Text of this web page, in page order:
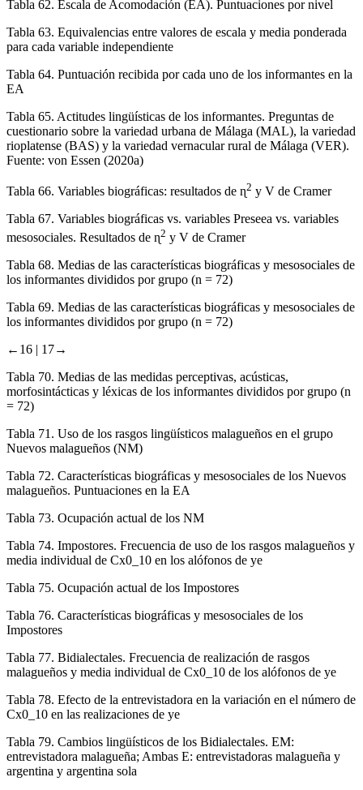
Tabla 62. Escala de Acomodación (EA). Puntuaciones por nivel
Tabla 63. Equivalencias entre valores de escala y media ponderada
para cada variable independiente
Tabla 64. Puntuación recibida por cada uno de los informantes en la
EA
Tabla 65. Actitudes lingüísticas de los informantes. Preguntas de
cuestionario sobre la variedad urbana de Málaga (MAL), la variedad
rioplatense (BAS) y la variedad vernacular rural de Málaga (VER).
Fuente: von Essen (2020a)
Tabla 66. Variables biográficas: resultados de ɳ2 y V de Cramer
Tabla 67. Variables biográficas vs. variables Preseea vs. variables
mesosociales. Resultados de ɳ2 y V de Cramer
Tabla 68. Medias de las características biográficas y mesosociales de
los informantes divididos por grupo (n = 72)
Tabla 69. Medias de las características biográficas y mesosociales de
los informantes divididos por grupo (n = 72)
←16 | 17→
Tabla 70. Medias de las medidas perceptivas, acústicas,
morfosintácticas y léxicas de los informantes divididos por grupo (n
= 72)
Tabla 71. Uso de los rasgos lingüísticos malagueños en el grupo
Nuevos malagueños (NM)
Tabla 72. Características biográficas y mesosociales de los Nuevos
malagueños. Puntuaciones en la EA
Tabla 73. Ocupación actual de los NM
Tabla 74. Impostores. Frecuencia de uso de los rasgos malagueños y
media individual de Cx0_10 en los alófonos de ye
Tabla 75. Ocupación actual de los Impostores
Tabla 76. Características biográficas y mesosociales de los
Impostores
Tabla 77. Bidialectales. Frecuencia de realización de rasgos
malagueños y media individual de Cx0_10 de los alófonos de ye
Tabla 78. Efecto de la entrevistadora en la variación en el número de
Cx0_10 en las realizaciones de ye
Tabla 79. Cambios lingüísticos de los Bidialectales. EM:
entrevistadora malagueña; Ambas E: entrevistadoras malagueña y
argentina y argentina sola